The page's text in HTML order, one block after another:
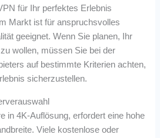
für Ihr perfektes Erlebnis
Markt ist für anspruchsvolles
geeignet. Wenn Sie planen, Ihr
wollen, müssen Sie bei der
auf bestimmte Kriterien achten,
sicherzustellen.
in 4K-Auflösung, erfordert eine hohe
Viele kostenlose oder